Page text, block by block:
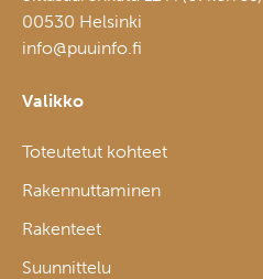
00530 Helsinki
info@puuinfo.fi
Valikko
Toteutetut kohteet
Rakennuttaminen
Rakenteet
Suunnittelu